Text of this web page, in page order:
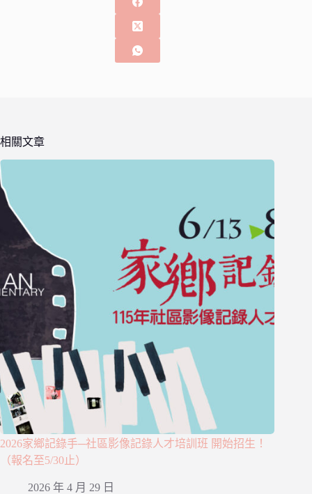
相關文章
2026家鄉記錄手─社區影像記錄人才培訓班 開始招生！
（報名至5/30止）
2026 年 4 月 29 日